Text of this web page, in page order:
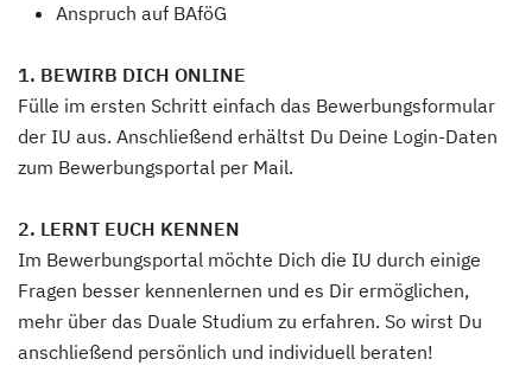
Anspruch auf BAföG
1. BEWIRB DICH ONLINE
Fülle im ersten Schritt einfach das Bewerbungsformular
der IU aus. Anschließend erhältst Du Deine Login-Daten
zum Bewerbungsportal per Mail.
2. LERNT EUCH KENNEN
Im Bewerbungsportal möchte Dich die IU durch einige
Fragen besser kennenlernen und es Dir ermöglichen,
mehr über das Duale Studium zu erfahren. So wirst Du
anschließend persönlich und individuell beraten!